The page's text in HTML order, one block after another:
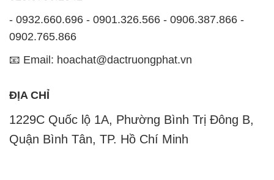
ĐỊA CHỈ
1229C Quốc lộ 1A, Phường Bình Trị Đông B,
Quận Bình Tân, TP. Hồ Chí Minh
CÔNG TY XNK TM SX HÓA CHẤT ĐẮC TRƯỜNG
PHÁT